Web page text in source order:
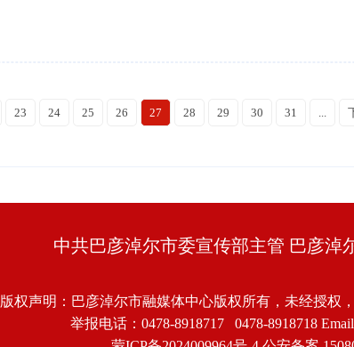
23 24 25 26 27 28 29 30 31 ...
中共巴彦淖尔市委宣传部主管 巴彦淖
版权声明：巴彦淖尔市融媒体中心版权所有，未经授权
举报电话：0478-8918717 0478-8918718